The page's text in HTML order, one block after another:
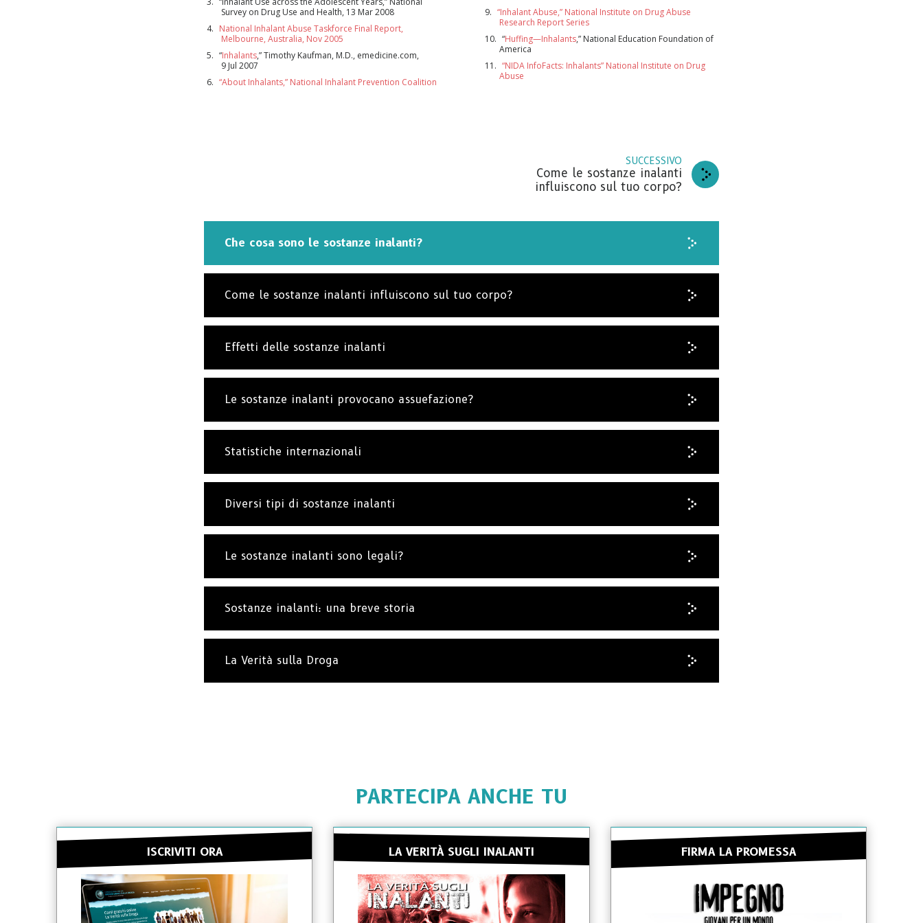
Survey on Drug Use and Health, 13 Mar 2008
National Inhalant Abuse Taskforce Final Report,
Melbourne, Australia, Nov 2005
“Inhalants,” Timothy Kaufman, M.D., emedicine.com,
9 Jul 2007
“About Inhalants,” National Inhalant Prevention Coalition
“Inhalant Abuse,” National Institute on Drug Abuse
Research Report Series
“Huffing—Inhalants,” National Education Foundation of
America
“NIDA InfoFacts: Inhalants” National Institute on Drug
Abuse
SUCCESSIVO
Come le sostanze inalanti
influiscono sul tuo corpo?
Che cosa sono le sostanze inalanti?
Come le sostanze inalanti influiscono sul tuo corpo?
Effetti delle sostanze inalanti
Le sostanze inalanti provocano assuefazione?
Statistiche internazionali
Diversi tipi di sostanze inalanti
Le sostanze inalanti sono legali?
Sostanze inalanti: una breve storia
La Verità sulla Droga
PARTECIPA ANCHE TU
ISCRIVITI ORA LA VERITÀ SUGLI INALANTI FIRMA LA PROMESSA
ISCRIVITI